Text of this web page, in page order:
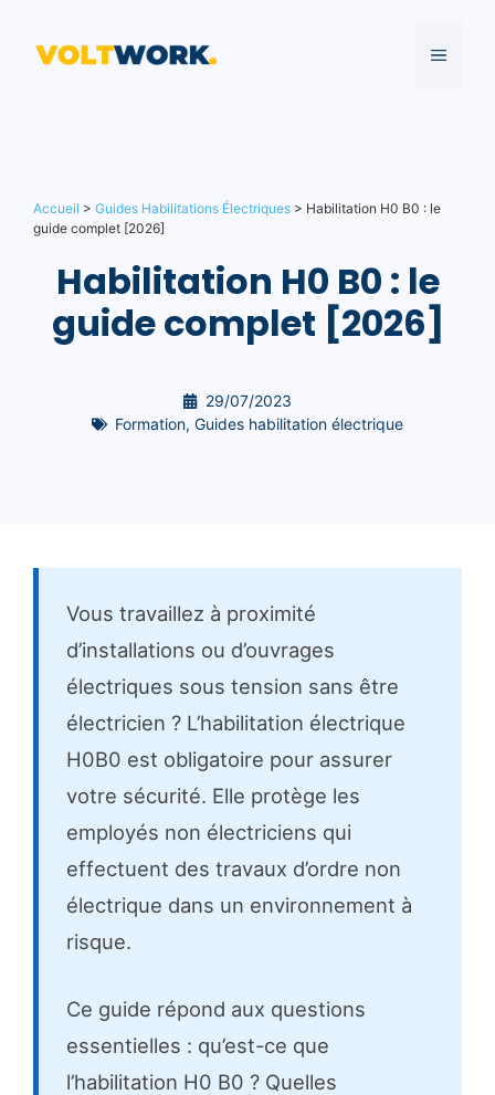
contenu
MENU
Accueil > Guides Habilitations Électriques > Habilitation H0 B0 : le
guide complet [2026]
Habilitation H0 B0 : le
guide complet [2026]
29/07/2023
Formation, Guides habilitation électrique
Vous travaillez à proximité
d’installations ou d’ouvrages
électriques sous tension sans être
électricien ? L’habilitation électrique
H0B0 est obligatoire pour assurer
votre sécurité. Elle protège les
employés non électriciens qui
effectuent des travaux d’ordre non
électrique dans un environnement à
risque.
Ce guide répond aux questions
essentielles : qu’est-ce que
l’habilitation H0 B0 ? Quelles